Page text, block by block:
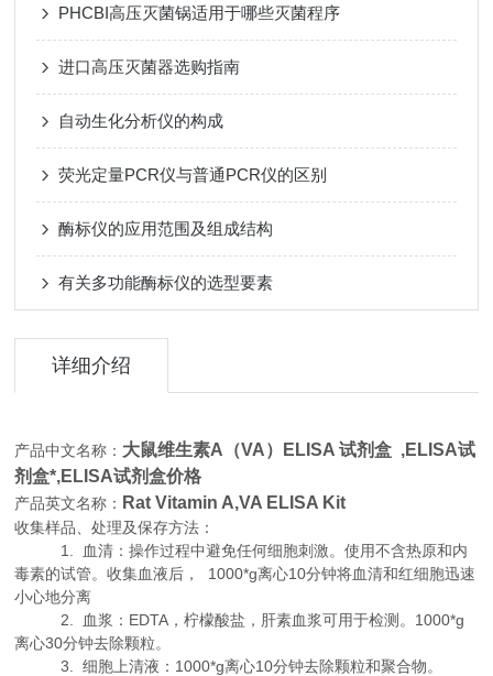
PHCBI高压灭菌锅适用于哪些灭菌程序
进口高压灭菌器选购指南
自动生化分析仪的构成
荧光定量PCR仪与普通PCR仪的区别
酶标仪的应用范围及组成结构
有关多功能酶标仪的选型要素
详细介绍
产品中文名称： 大鼠维生素A（VA）ELISA 试剂盒 ,ELISA试
剂盒*,ELISA试剂盒价格
产品英文名称： Rat Vitamin A,VA ELISA Kit
收集样品、处理及保存方法：
1. 血清：操作过程中避免任何细胞刺激。使用不含热原和内
毒素的试管。收集血液后， 1000*g离心10分钟将血清和红细胞迅速
小心地分离
2. 血浆：EDTA，柠檬酸盐，肝素血浆可用于检测。1000*g
离心30分钟去除颗粒。
3. 细胞上清液：1000*g离心10分钟去除颗粒和聚合物。